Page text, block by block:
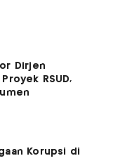
Dirjen
RSUD,
Korupsi di